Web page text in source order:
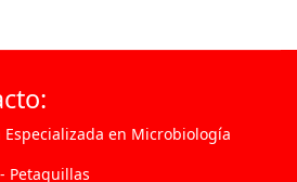
en Microbiología
Petaquillas